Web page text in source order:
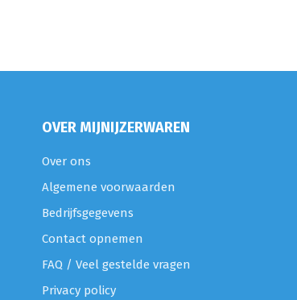
OVER MIJNIJZERWAREN
Over ons
Algemene voorwaarden
Bedrijfsgegevens
Contact opnemen
FAQ / Veel gestelde vragen
Privacy policy